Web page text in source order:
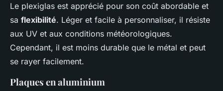
Le plexiglas est apprécié pour son coût abordable et
sa flexibilité. Léger et facile à personnaliser, il résiste
aux UV et aux conditions météorologiques.
Cependant, il est moins durable que le métal et peut
se rayer facilement.
Plaques en aluminium